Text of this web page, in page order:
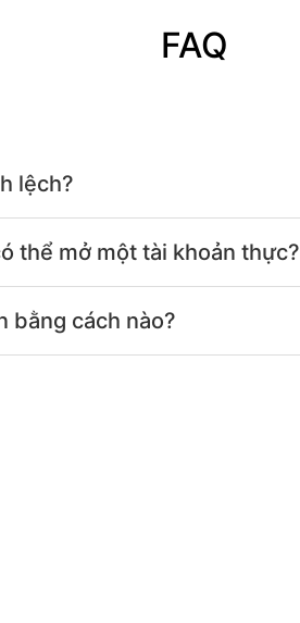
FAQ
lệch?
thể mở một tài khoản thực?
bằng cách nào?